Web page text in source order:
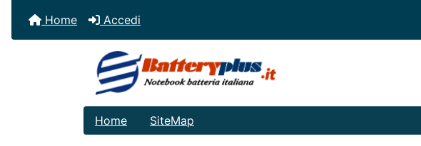
Home Accedi
Home SiteMap